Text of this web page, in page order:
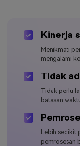
Kinerja
Menikmati
mengalami
Tidak
Tidak perlu
batasan
Lebih sedikit
pemrosesan